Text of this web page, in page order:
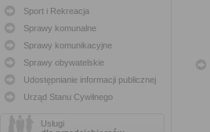
Sport i Rekreacja
Sprawy komunalne
Sprawy komunikacyjne
Sprawy obywatelskie
Udostępnianie informacji publicznej
Urząd Stanu Cywilnego
Usługi